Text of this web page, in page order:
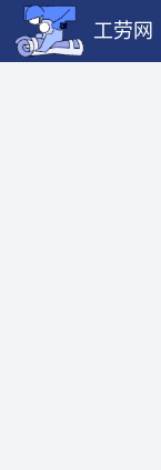
工劳网